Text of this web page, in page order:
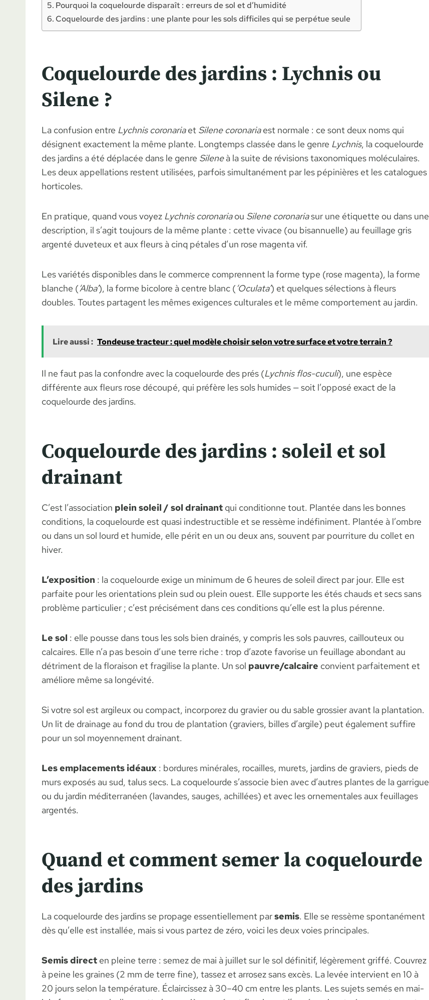
Pourquoi la coquelourde disparaît : erreurs de sol et d’humidité
Coquelourde des jardins : une plante pour les sols difficiles qui se perpétue seule
Coquelourde des jardins : Lychnis ou
Silene ?
La confusion entre Lychnis coronariaet Silene coronariaest normale : ce sont deux noms qui
désignent exactement la même plante. Longtemps classée dans le genre Lychnis, la coquelourde
des jardins a été déplacée dans le genre Sileneà la suite de révisions taxonomiques moléculaires.
Les deux appellations restent utilisées, parfois simultanément par les pépinières et les catalogues
horticoles.
En pratique, quand vous voyez Lychnis coronariaou Silene coronariasur une étiquette ou dans une
description, il s’agit toujours de la même plante : cette vivace (ou bisannuelle) au feuillage gris
argenté duveteux et aux fleurs à cinq pétales d’un rose magenta vif.
Les variétés disponibles dans le commerce comprennent la forme type (rose magenta), la forme
blanche (‘Alba’), la forme bicolore à centre blanc (‘Oculata’) et quelques sélections à fleurs
doubles. Toutes partagent les mêmes exigences culturales et le même comportement au jardin.
Lire aussi : Tondeuse tracteur : quel modèle choisir selon votre surface et votre terrain ?
Il ne faut pas la confondre avec la coquelourde des prés (Lychnis flos-cuculi), une espèce
différente aux fleurs rose découpé, qui préfère les sols humides — soit l’opposé exact de la
coquelourde des jardins.
Coquelourde des jardins : soleil et sol
drainant
C’est l’association plein soleil / sol drainant qui conditionne tout. Plantée dans les bonnes
conditions, la coquelourde est quasi indestructible et se ressème indéfiniment. Plantée à l’ombre
ou dans un sol lourd et humide, elle périt en un ou deux ans, souvent par pourriture du collet en
hiver.
L’exposition : la coquelourde exige un minimum de 6 heures de soleil direct par jour. Elle est
parfaite pour les orientations plein sud ou plein ouest. Elle supporte les étés chauds et secs sans
problème particulier ; c’est précisément dans ces conditions qu’elle est la plus pérenne.
Le sol : elle pousse dans tous les sols bien drainés, y compris les sols pauvres, caillouteux ou
calcaires. Elle n’a pas besoin d’une terre riche : trop d’azote favorise un feuillage abondant au
détriment de la floraison et fragilise la plante. Un sol pauvre/calcaire convient parfaitement et
améliore même sa longévité.
Si votre sol est argileux ou compact, incorporez du gravier ou du sable grossier avant la plantation.
Un lit de drainage au fond du trou de plantation (graviers, billes d’argile) peut également suffire
pour un sol moyennement drainant.
Les emplacements idéaux : bordures minérales, rocailles, murets, jardins de graviers, pieds de
murs exposés au sud, talus secs. La coquelourde s’associe bien avec d’autres plantes de la garrigue
ou du jardin méditerranéen (lavandes, sauges, achillées) et avec les ornementales aux feuillages
argentés.
Quand et comment semer la coquelourde
des jardins
La coquelourde des jardins se propage essentiellement parsemis. Elle se ressème spontanément
dès qu’elle est installée, mais si vous partez de zéro, voici les deux voies principales.
Semis direct en pleine terre : semez de mai à juillet sur le sol définitif, légèrement griffé. Couvrez
à peine les graines (2 mm de terre fine), tassez et arrosez sans excès. La levée intervient en 10 à
20 jours selon la température. Éclaircissez à 30–40 cm entre les plants. Les sujets semés en mai-